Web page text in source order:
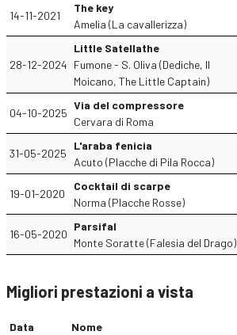
14-11-2021
The key
Amelia (La cavallerizza)
28-12-2024
Little Satellathe
Fumone - S. Oliva (Dediche, Il
Moicano, The Little Captain)
04-10-2025
Via del compressore
Cervara di Roma
31-05-2025
L'araba fenicia
Acuto (Placche di Pila Rocca)
19-01-2020
Cocktail di scarpe
Norma (Placche Rosse)
16-05-2020
Parsifal
Monte Soratte (Falesia del Drago)
Migliori prestazioni a vista
Data Nome